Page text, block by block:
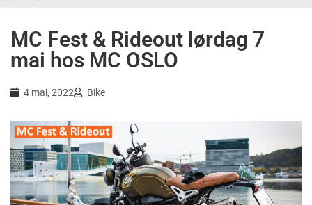
MC Fest & Rideout lørdag 7
mai hos MC OSLO
4 mai, 2022 Bike